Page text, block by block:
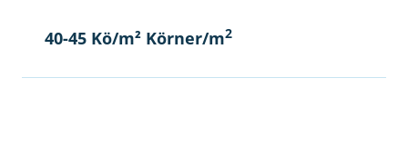
40-45 Kö/m² Körner/m2